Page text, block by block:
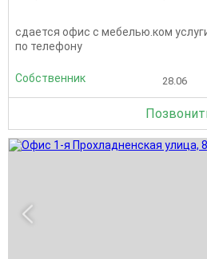
сдается офис с мебелью.ком
по телефону
Собственник 28.06